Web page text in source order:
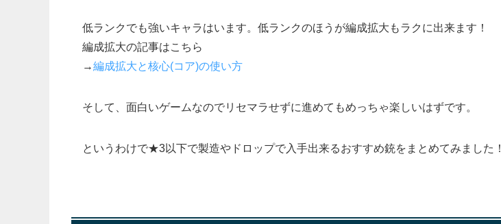
低ランクでも強いキャラはいます。低ランクのほうが編成拡大もラクに出来ます！
編成拡大の記事はこちら
→編成拡大と核心(コア)の使い方
そして、面白いゲームなのでリセマラせずに進めてもめっちゃ楽しいはずです。
というわけで★3以下で製造やドロップで入手出来るおすすめ銃をまとめてみました！